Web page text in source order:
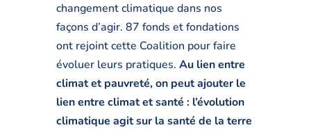
changement climatique dans nos
façons d’agir. 87 fonds et fondations
ont rejoint cette Coalition pour faire
évoluer leurs pratiques. Au lien entre
climat et pauvreté, on peut ajouter le
lien entre climat et santé : l’évolution
climatique agit sur la santé de la terre